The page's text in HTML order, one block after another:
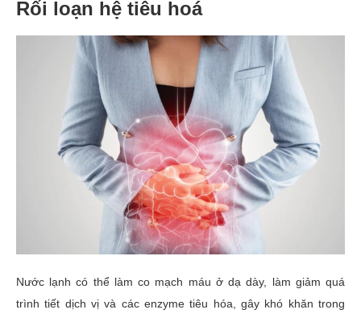
Rối loạn hệ tiêu hoá
Nước lạnh có thể làm co mạch máu ở dạ dày, làm giảm quá
trình tiết dịch vị và các enzyme tiêu hóa, gây khó khăn trong